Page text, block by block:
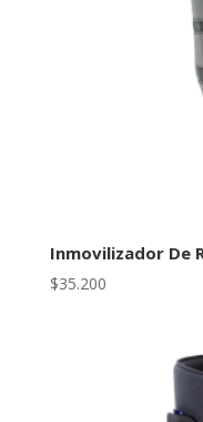
Inmovilizador De
$35.200